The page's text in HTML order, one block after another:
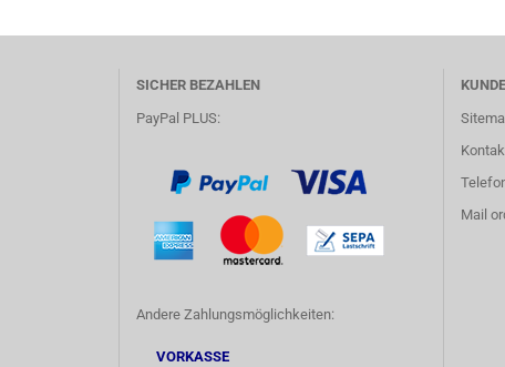
SICHER BEZAHLEN
PayPal PLUS:
Andere Zahlungsmöglichkeiten:
VORKASSE
Mail